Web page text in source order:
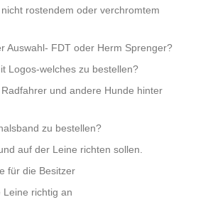
rostendem oder verchromtem
Auswahl- FDT oder Herm Sprenger?
Logos-welches zu bestellen?
und andere Hunde hinter
zu bestellen?
auf der Leine richten sollen.
für die Besitzer
Leine richtig an